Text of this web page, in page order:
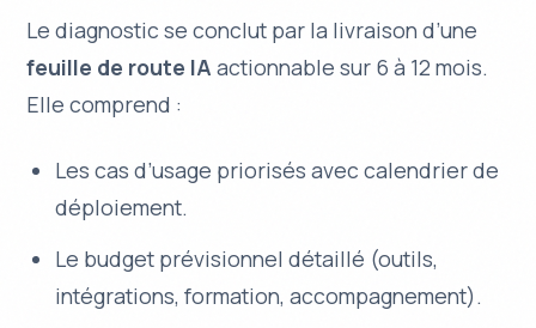
Le diagnostic se conclut par la livraison d’une
feuille de route IA actionnable sur 6 à 12 mois.
Elle comprend :
Les cas d’usage priorisés avec calendrier de
déploiement.
Le budget prévisionnel détaillé (outils,
intégrations, formation, accompagnement).